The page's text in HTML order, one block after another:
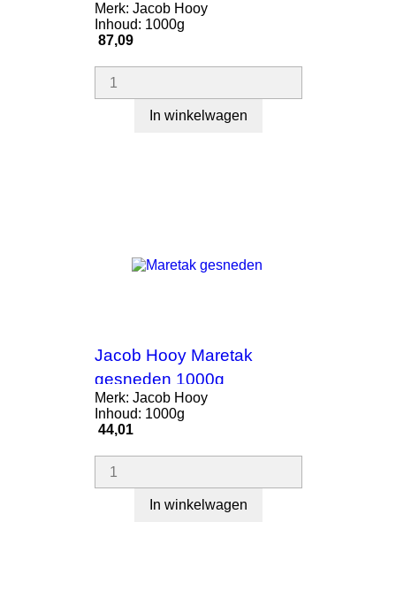
Merk: Jacob Hooy
Inhoud: 1000g
Prijs
87,09
In winkelwagen
Jacob Hooy Maretak
gesneden 1000g
Merk: Jacob Hooy
Inhoud: 1000g
Prijs
44,01
In winkelwagen